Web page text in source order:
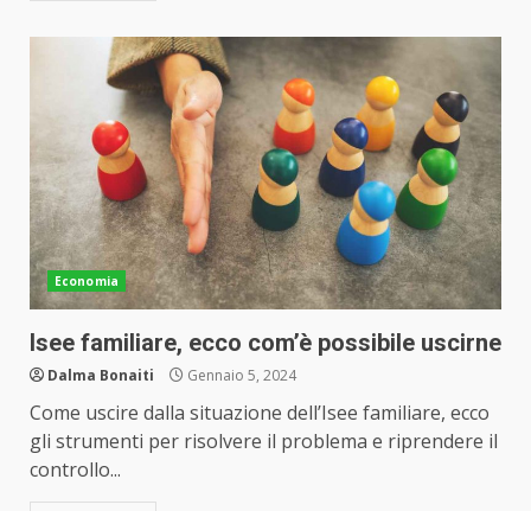
Economia
Isee familiare, ecco com’è possibile uscirne
Dalma Bonaiti Gennaio 5, 2024
Come uscire dalla situazione dell’Isee familiare, ecco
gli strumenti per risolvere il problema e riprendere il
controllo...